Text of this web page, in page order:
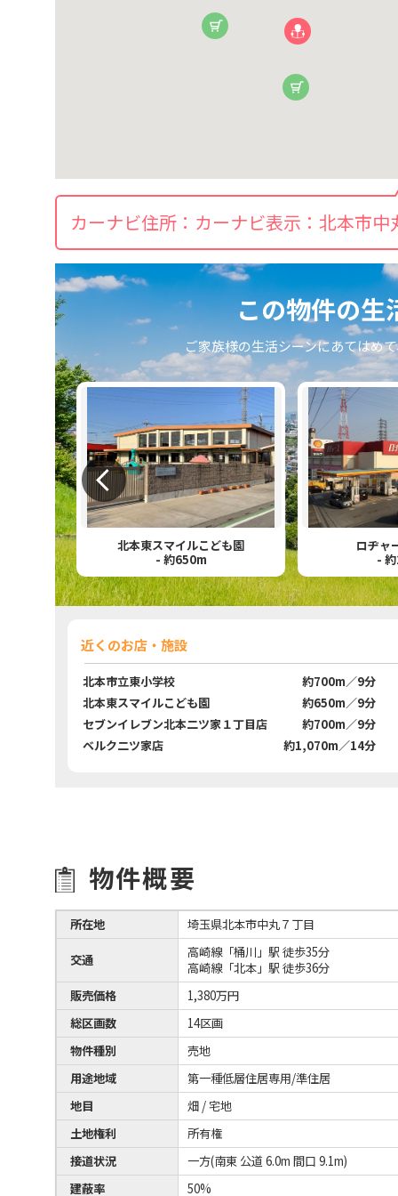
カーナビ住所： カーナビ表示：北本市
この物件の⽣
ご家族様の⽣活シーンにあてはめ
北本東スマイルこども園
- 約650m
ロヂャース北本
- 約250m
近くのお店・施設
北本市立東小学校
約700m／9分
北本東スマイルこども園
約650m／9分
セブンイレブン北本二ツ家１丁目店
約700m／9分
ベルク二ツ家店
約1,070m／14分
物件概要
所在地 埼玉県北本市中丸７丁目
交通
高崎線「桶川」駅 徒歩35分
高崎線「北本」駅 徒歩36分
販売価格
1,380万円
総区画数
14区画
物件種別
売地
用途地域
第一種低層住居専用/準住居
地目
畑 / 宅地
土地権利
所有権
接道状況
一方(南東 公道 6.0m 間口 9.1m)
建蔽率
50%